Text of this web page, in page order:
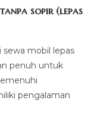
sopir (lepas
sewa mobil lepas
penuh untuk
pengalaman